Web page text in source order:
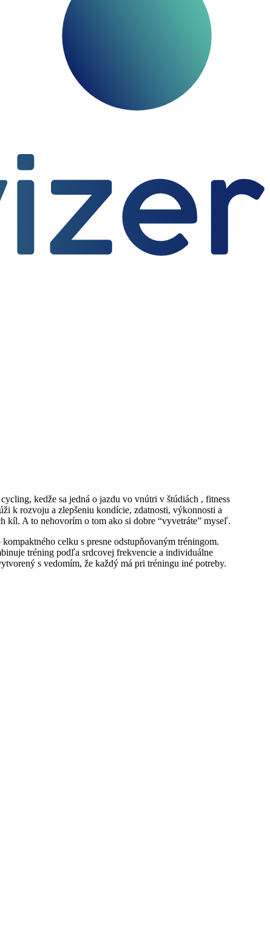
kedže sa jedná o jazdu vo vnútri v štúdiách , fitness
k rozvoju a zlepšeniu kondície, zdatnosti, výkonnosti a
kíl. A to nehovorím o tom ako si dobre “vyvetráte” myseľ.
celku s presne odstupňovaným tréningom.
tréning podľa srdcovej frekvencie a individuálne
s vedomím, že každý má pri tréningu iné potreby.